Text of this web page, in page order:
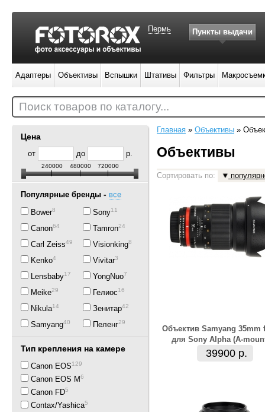
Цена
от до р.
240000 480000 720000
Популярные бренды - все
Bower8
Canon64
Carl Zeiss49
Kenko4
Lensbaby17
Meike29
Nikula14
Samyang40
Sony11
Tamron24
Visionking8
Vivitar3
YongNuo7
Гелиос16
Зенитар42
Пеленг29
Тип крепления на камере
Canon EOS129
Canon EOS M6
Canon FD5
Contax/Yashica5
Главная » Объективы »
Объективы
Сортировать по:
Объектив Samyang 35mm
для Sony Alpha (A-
39900 р.
Пермь Пункты выдачи
Адаптеры Объективы Вспышки Штативы Фильтры
Поиск товаров по каталогу...